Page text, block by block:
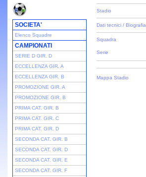
SOCIETA'
Elenco Squadre
CAMPIONATI
SERIE D GIR. D
ECCELLENZA GIR. A
ECCELLENZA GIR. B
PROMOZIONE GIR. A
PROMOZIONE GIR. B
PRIMA CAT. GIR. B
PRIMA CAT. GIR. C
PRIMA CAT. GIR. D
SECONDA CAT. GIR. B
SECONDA CAT. GIR. D
SECONDA CAT. GIR. E
SECONDA CAT. GIR. F
Stadio
Dati tecnici / Biografia
Squadra
Serie
Mappa Stadio